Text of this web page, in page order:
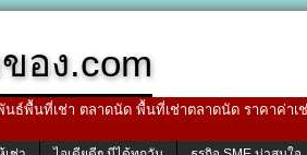
อง.com
ธ์พื้นที่เช่า ตลาดนัด พื้นที่เช่าตลาดนัด ราคาค่า